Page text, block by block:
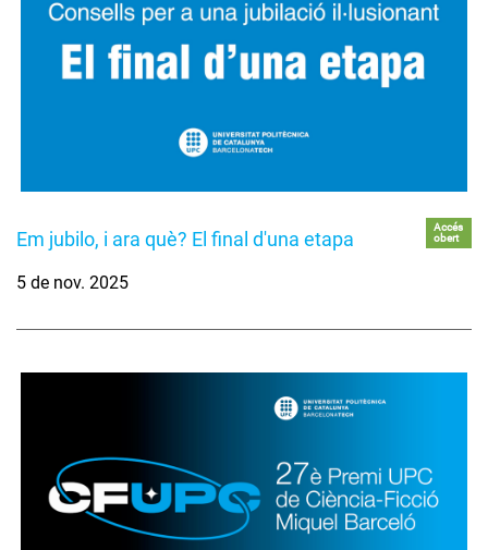
Em jubilo, i ara què? El final d'una etapa
Accés
obert
5 de nov. 2025